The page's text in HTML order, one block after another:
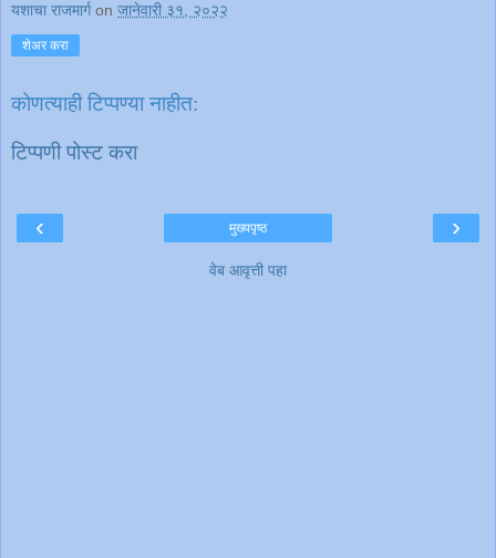
यशाचा राजमार्ग on जानेवारी ३१, २०२२
शेअर करा
कोणत्याही टिप्पण्‍या नाहीत:
टिप्पणी पोस्ट करा
‹ ›
मुख्यपृष्ठ
वेब आवृत्ती पहा